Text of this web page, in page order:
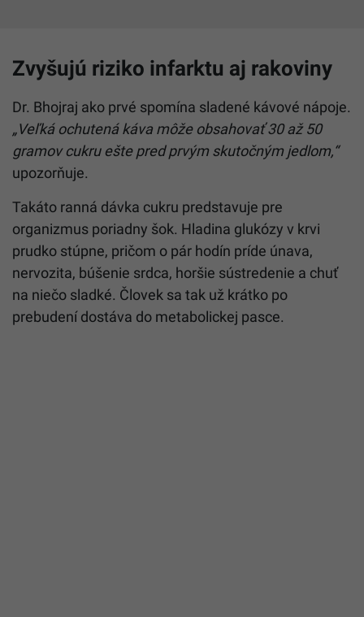
Zvyšujú riziko infarktu aj rakoviny
Dr. Bhojraj ako prvé spomína sladené kávové nápoje.
„Veľká ochutená káva môže obsahovať 30 až 50
gramov cukru ešte pred prvým skutočným jedlom,“
upozorňuje.
Takáto ranná dávka cukru predstavuje pre
organizmus poriadny šok. Hladina glukózy v krvi
prudko stúpne, pričom o pár hodín príde únava,
nervozita, búšenie srdca, horšie sústredenie a chuť
na niečo sladké. Človek sa tak už krátko po
prebudení dostáva do metabolickej pasce.